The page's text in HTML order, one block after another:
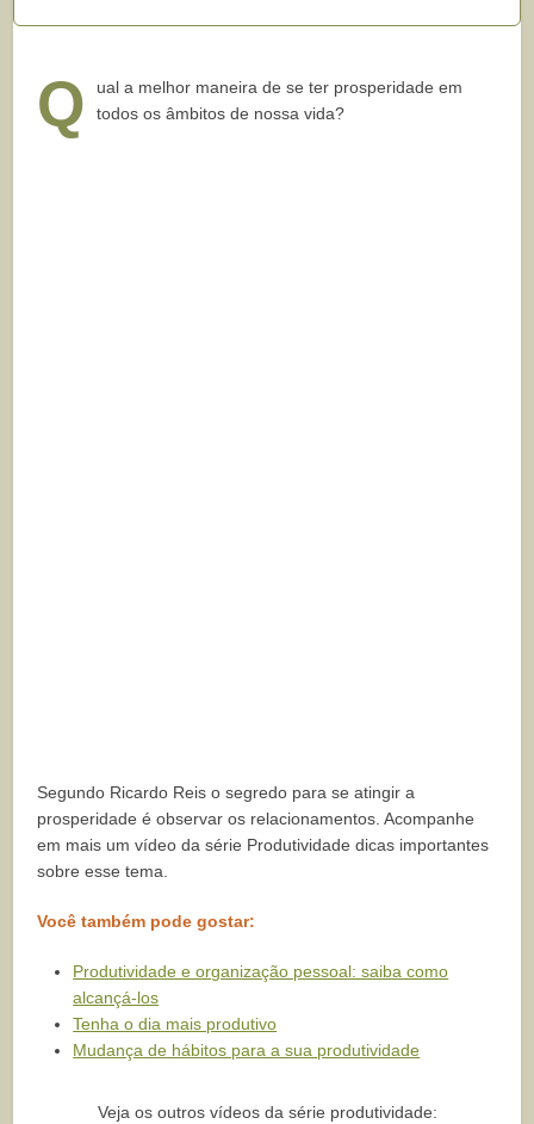
Q
ual a melhor maneira de se ter prosperidade em
todos os âmbitos de nossa vida?
Segundo Ricardo Reis o segredo para se atingir a
prosperidade é observar os relacionamentos. Acompanhe
em mais um vídeo da série Produtividade dicas importantes
sobre esse tema.
Você também pode gostar:
Produtividade e organização pessoal: saiba como
alcançá-los
Tenha o dia mais produtivo
Mudança de hábitos para a sua produtividade
Veja os outros vídeos da série produtividade: